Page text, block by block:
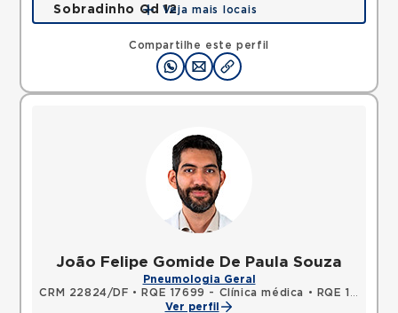
Compartilhe este perfil
Sobradinho Qd 12
QUADRA, SOBRADINHO, Brasilia, DF, 73010120 •
Veja mais locais
João Felipe Gomide De Paula Souza
Pneumologia Geral
CRM 22824/DF • RQE 17699 - Clínica médica •
RQE 18200 - Pneumologia
Ver perfil